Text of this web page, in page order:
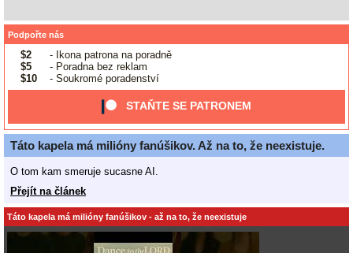
Podpořte nás
$2
- Ikona patrona na poradně
$5
- Poradna bez reklam
$10
- Soukromé poradenství
STAŇTE SE PATRONEM
Táto kapela má milióny fanúšikov. Až na to, že neexistuje.
O tom kam smeruje sucasne AI.
Přejít na článek
Táto kapela má milióny fanúšikov - až na to, že neexistuje